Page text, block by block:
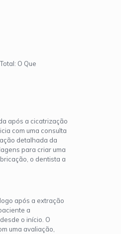
O Que
após a cicatrização
com uma consulta
detalhada da
para criar uma
o dentista a
após a extração
a
o início. O
uma avaliação,